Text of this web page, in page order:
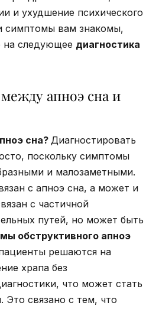
и ухудшение психического
симптомы вам знакомы,
на следующее диагностика
апноэ сна и
сна? Диагностировать
поскольку симптомы
и малозаметными.
с апноэ сна, а может и
с частичной
путей, но может быть
обструктивного апноэ
решаются на
храпа без
что может стать
Это связано с тем, что